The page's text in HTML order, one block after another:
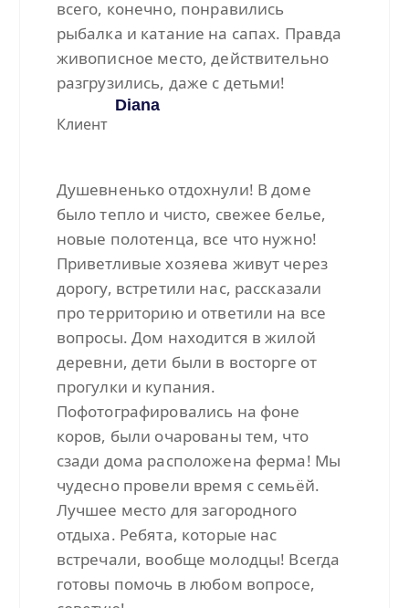
всего, конечно, понравились
рыбалка и катание на сапах. Правда
живописное место, действительно
разгрузились, даже с детьми!
Diana
Клиент
Душевненько отдохнули! В доме
было тепло и чисто, свежее белье,
новые полотенца, все что нужно!
Приветливые хозяева живут через
дорогу, встретили нас, рассказали
про территорию и ответили на все
вопросы. Дом находится в жилой
деревни, дети были в восторге от
прогулки и купания.
Пофотографировались на фоне
коров, были очарованы тем, что
сзади дома расположена ферма! Мы
чудесно провели время с семьёй.
Лучшее место для загородного
отдыха. Ребята, которые нас
встречали, вообще молодцы! Всегда
готовы помочь в любом вопросе,